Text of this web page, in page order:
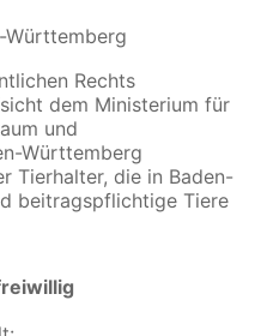
Württemberg
Rechts
dem Ministerium für
und
Württemberg
Tierhalter, die in Baden-
beitragspflichtige Tiere